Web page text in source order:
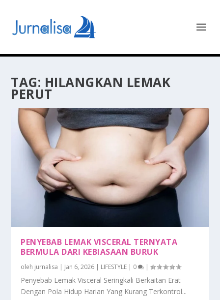
TAG: HILANGKAN LEMAK
PERUT
PENYEBAB LEMAK VISCERAL TERNYATA
BERMULA DARI KEBIASAAN BURUK
oleh jurnalisa | Jan 6, 2026 | LIFESTYLE | 0 |
Penyebab Lemak Visceral Seringkali Berkaitan Erat
Dengan Pola Hidup Harian Yang Kurang Terkontrol...